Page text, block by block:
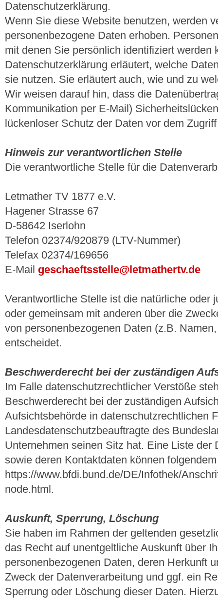
Datenschutzerklärung.
Wenn Sie diese Website benutzen, werden
personenbezogene Daten erhoben.
mit denen Sie persönlich identifiziert werden
Datenschutzerklärung erläutert, welche
sie nutzen. Sie erläutert auch, wie und zu
Wir weisen darauf hin, dass die
Kommunikation per E-Mail)
lückenloser Schutz der Daten vor dem
Hinweis zur verantwortlichen Stelle
Die verantwortliche Stelle für die
Letmather TV 1877 e.V.
Hagener Strasse 67
D-58642 Iserlohn
Telefon 02374/920879 (LTV-Nummer)
Telefax 02374/169656
E-Mail geschaeftsstelle@letmathertv.de
Verantwortliche Stelle ist die natürliche oder
oder gemeinsam mit anderen über die
von personenbezogenen Daten (z.B.
entscheidet.
Beschwerderecht bei der zuständigen
Im Falle datenschutzrechtlicher Verstöße
Beschwerderecht bei der zuständigen
Aufsichtsbehörde in datenschutzrechtlichen
Landesdatenschutzbeauftragte des
Unternehmen seinen Sitz hat. Eine Liste der
sowie deren Kontaktdaten können
https://www.bfdi.bund.de/DE/Infothek/
node.html.
Auskunft, Sperrung, Löschung
Sie haben im Rahmen der geltenden
das Recht auf unentgeltliche Auskunft über
personenbezogenen Daten, deren Herkunft
Zweck der Datenverarbeitung und ggf. ein
Sperrung oder Löschung dieser Daten.